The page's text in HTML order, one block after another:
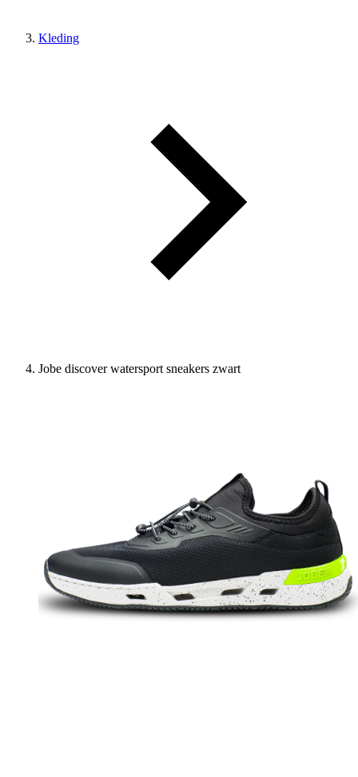
Kleding
Jobe discover watersport sneakers zwart